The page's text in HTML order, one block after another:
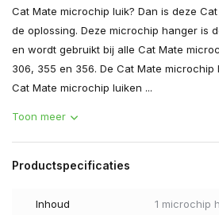
Cat Mate microchip luik? Dan is deze
de oplossing. Deze microchip hanger is
en wordt gebruikt bij alle Cat Mate
306, 355 en 356. De Cat Mate
Cat Mate microchip luiken ...
Toon meer
Productspecificaties
Inhoud 1 microchip